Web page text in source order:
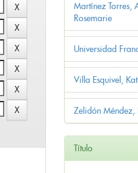
Martínez Torres,
Rosemarie
Universidad
Villa Esquivel,
Zelidón Méndez,
Título